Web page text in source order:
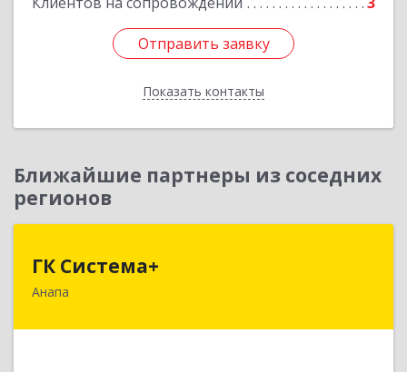
Отправить заявку
Показать контакты
Отправить заявку
Назад
Ближайшие партнеры из соседних
регионов
ГК Система+
Анапа353450, Краснодарский край, Анапский р-н,